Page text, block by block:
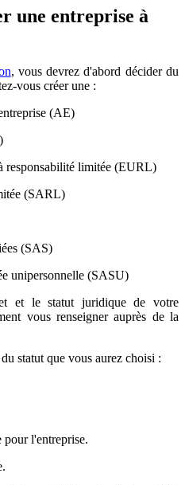
une entreprise à
, vous devrez d'abord décider du
vous créer une :
(AE)
responsabilité limitée (EURL)
(SARL)
(SAS)
unipersonnelle (SASU)
et le statut juridique de votre
vous renseigner auprès de la
statut que vous aurez choisi :
l'entreprise.